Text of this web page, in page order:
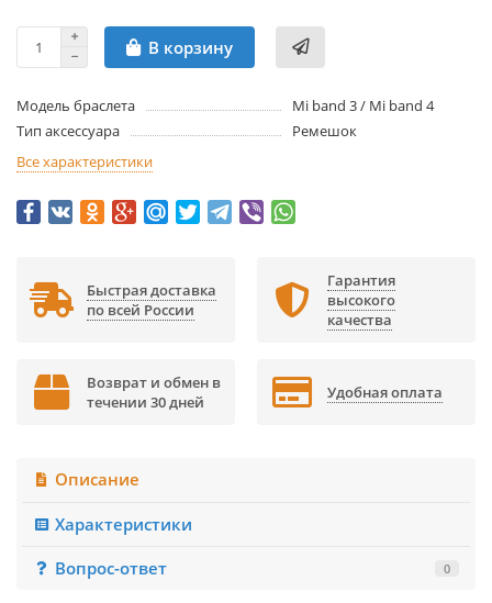
В корзину
Модель браслета
Mi band 3 / Mi band 4
Тип аксессуара
Ремешок
Все характеристики
Быстрая доставка
по всей России
Гарантия
высокого
качества
Возврат и обмен в
течении 30 дней
Удобная оплата
Описание
Характеристики
Вопрос-ответ
0